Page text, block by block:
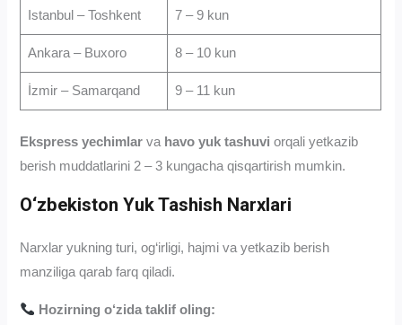
Istanbul – Toshkent 7 – 9 kun
Ankara – Buxoro 8 – 10 kun
İzmir – Samarqand 9 – 11 kun
Ekspress yechimlarva havo yuk tashuviorqali yetkazib
berish muddatlarini 2 – 3 kungacha qisqartirish mumkin.
O‘zbekiston Yuk Tashish Narxlari
Narxlar yukning turi, og‘irligi, hajmi va yetkazib berish
manziliga qarab farq qiladi.
Hozirning o‘zida taklif oling: